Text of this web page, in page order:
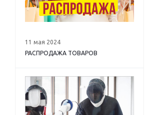
11 мая 2024
РАСПРОДАЖА ТОВАРОВ